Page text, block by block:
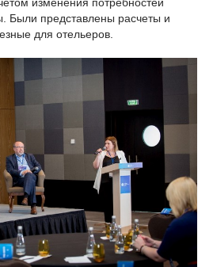
Были представлены расчеты и
для отельеров.